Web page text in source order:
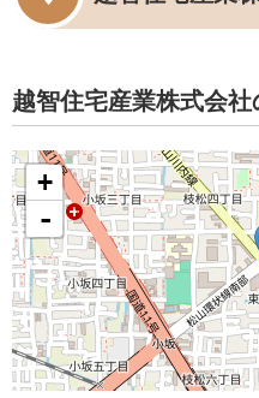
越智住宅産業株式会社
+
-